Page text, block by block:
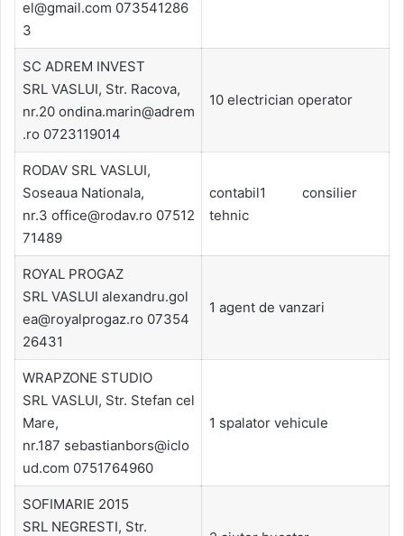
el@gmail.com 073541286
3
SC ADREM INVEST
SRL VASLUI, Str. Racova,
nr.20 ondina.marin@adrem
.ro 0723119014
10 electrician operator
RODAV SRL VASLUI,
Soseaua Nationala,
nr.3 office@rodav.ro 07512
71489
contabil1 consilier
tehnic
ROYAL PROGAZ
SRL VASLUI alexandru.gol
ea@royalprogaz.ro 07354
26431
1 agent de vanzari
WRAPZONE STUDIO
SRL VASLUI, Str. Stefan cel
Mare,
nr.187 sebastianbors@iclo
ud.com 0751764960
1 spalator vehicule
SOFIMARIE 2015
SRL NEGRESTI, Str.